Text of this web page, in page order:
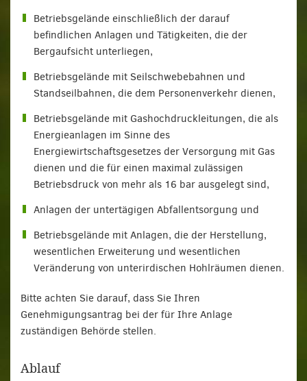
Betriebsgelände einschließlich der darauf
befindlichen Anlagen und Tätigkeiten, die der
Bergaufsicht unterliegen,
Betriebsgelände mit Seilschwebebahnen und
Standseilbahnen, die dem Personenverkehr dienen,
Betriebsgelände mit Gashochdruckleitungen, die als
Energieanlagen im Sinne des
Energiewirtschaftsgesetzes der Versorgung mit Gas
dienen und die für einen maximal zulässigen
Betriebsdruck von mehr als 16 bar ausgelegt sind,
Anlagen der untertägigen Abfallentsorgung und
Betriebsgelände mit Anlagen, die der Herstellung,
wesentlichen Erweiterung und wesentlichen
Veränderung von unterirdischen Hohlräumen dienen.
Bitte achten Sie darauf, dass Sie Ihren
Genehmigungsantrag bei der für Ihre Anlage
zuständigen Behörde stellen.
Ablauf